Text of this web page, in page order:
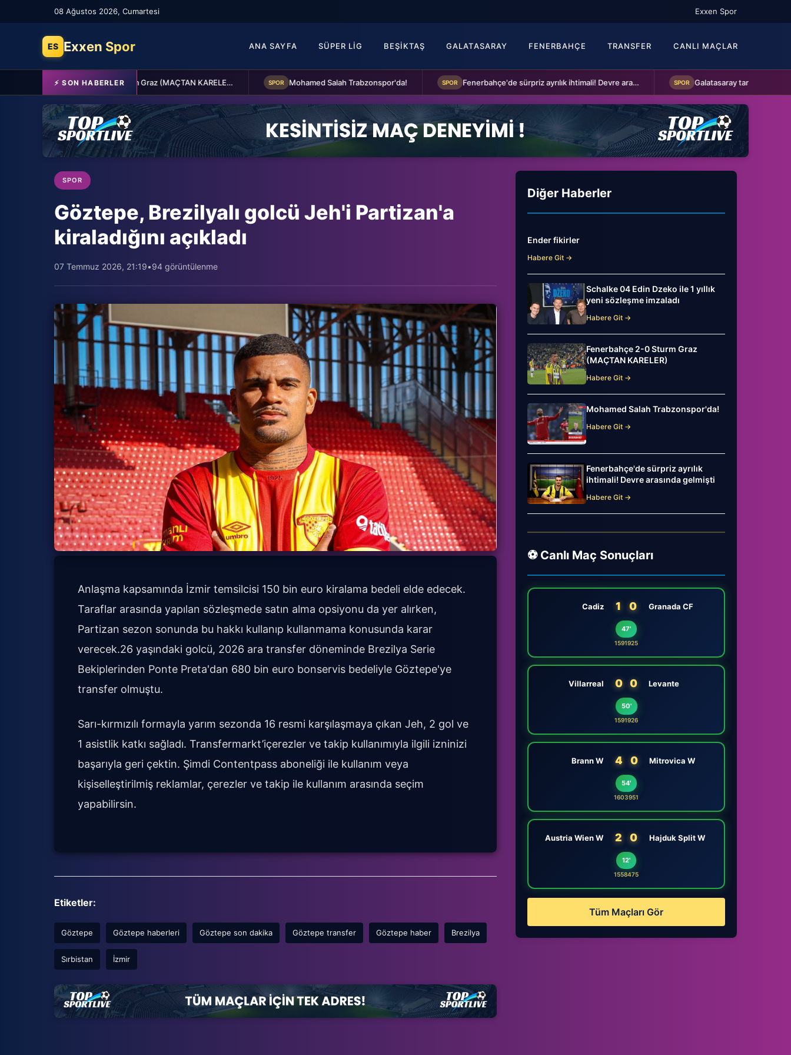
08 Ağustos 2026, Cumartesi Exxen Spor
ES Exxen Spor ANA SAYFA SÜPER LIG BEŞIKTAŞ GALATASARAY FENERBAHÇE TRANSFER CANLI MAÇLAR
⚡ SON HABERLER Fenerbahçe 2-0 Sturm Graz (MAÇTAN KARELER) Mohamed Salah Trabzonspor'da! Fenerbahçe'de sürpriz ayrılık ihtimali! Devre arasında gelmişti
SPOR
Göztepe, Brezilyalı golcü Jeh'i Partizan'a
kiraladığını açıkladı
07 Temmuz 2026, 21:19•94 görüntülenme
Anlaşma kapsamında İzmir temsilcisi 150 bin euro kiralama bedeli elde edecek.
Taraflar arasında yapılan sözleşmede satın alma opsiyonu da yer alırken,
Partizan sezon sonunda bu hakkı kullanıp kullanmama konusunda karar
verecek.26 yaşındaki golcü, 2026 ara transfer döneminde Brezilya Serie
Bekiplerinden Ponte Preta'dan 680 bin euro bonservis bedeliyle Göztepe'ye
transfer olmuştu.
Sarı-kırmızılı formayla yarım sezonda 16 resmi karşılaşmaya çıkan Jeh, 2 gol ve
1 asistlik katkı sağladı. Transfermarkt’içerezler ve takip kullanımıyla ilgili izninizi
başarıyla geri çektin. Şimdi Contentpass aboneliği ile kullanım veya
kişiselleştirilmiş reklamlar, çerezler ve takip ile kullanım arasında seçim
yapabilirsin.
Etiketler:
Göztepe Göztepe haberleri Göztepe son dakika Göztepe transfer Göztepe haber Brezilya
Sırbistan İzmir
Diğer Haberler
Ender fikirler
Habere Git →
Schalke 04 Edin Dzeko ile 1 yıllık
yeni sözleşme imzaladı
Habere Git →
Fenerbahçe 2-0 Sturm Graz
(MAÇTAN KARELER)
Habere Git →
Mohamed Salah Trabzonspor'da!
Habere Git →
Fenerbahçe'de sürpriz ayrılık
ihtimali! Devre arasında gelmişti
Habere Git →
⚽ Canlı Maç Sonuçları
Cadiz 1 0 Granada CF
47'
1591925
Villarreal 0 0 Levante
50'
1591926
Brann W 4 0 Mitrovica W
54'
1603951
Austria Wien W 2 0 Hajduk Split W
12'
1558475
Tüm Maçları Gör